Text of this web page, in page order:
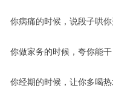
你病痛的时候，说段子哄你
你做家务的时候，夸你能干
你经期的时候，让你多喝热